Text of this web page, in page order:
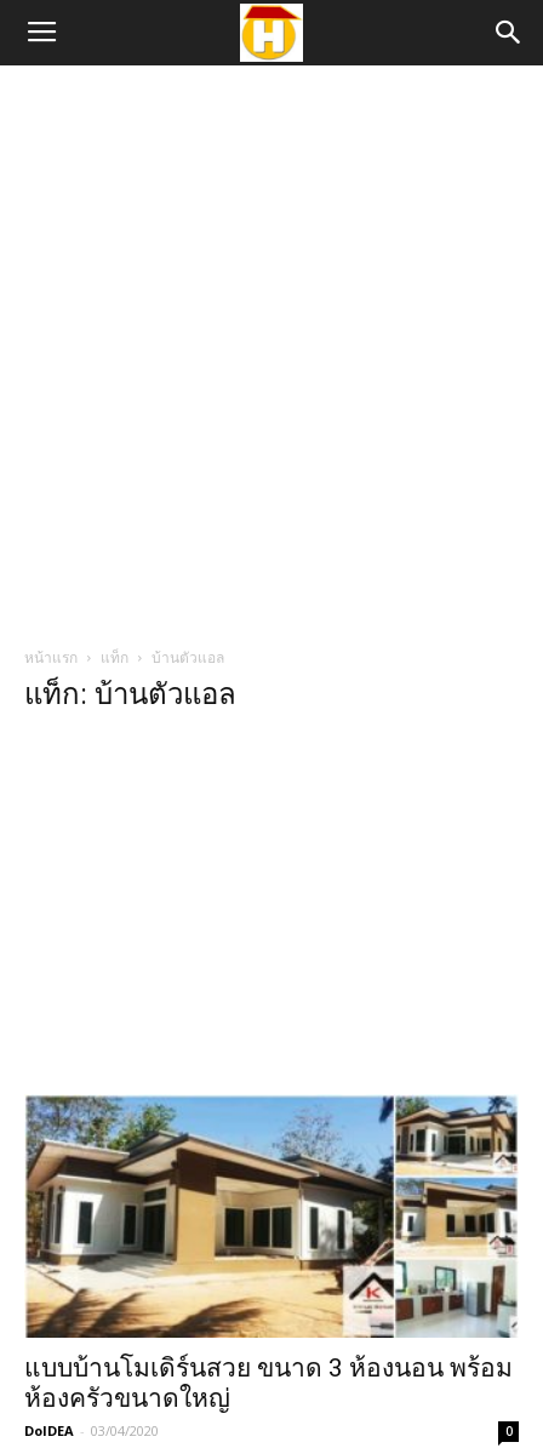
หน้าแรก แท็ก บ้านตัวแอล
แท็ก: บ้านตัวแอล
แบบบ้านโมเดิร์นสวย ขนาด 3 ห้องนอน พร้อม
ห้องครัวขนาดใหญ่
DoIDEA - 03/04/2020 0